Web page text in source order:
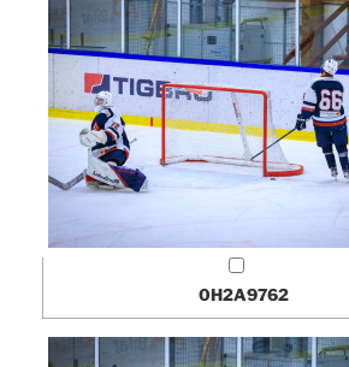
0H2A9762